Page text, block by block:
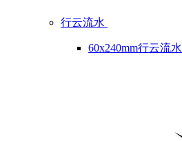
行云流水
60x240mm行云流水